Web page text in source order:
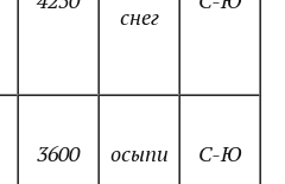
снег
3600 осыпи С-Ю